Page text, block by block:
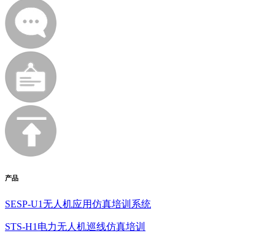
产品
SESP-U1无人机应用仿真培训系统
STS-H1电力无人机巡线仿真培训